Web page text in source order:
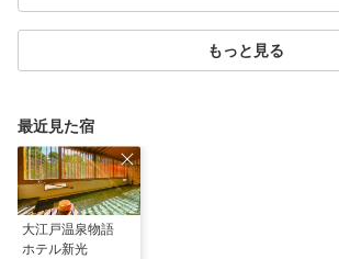
もっと見る
最近見た宿
大江戸温泉物語
ホテル新光